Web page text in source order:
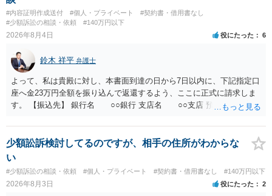
#内容証明作成送付 #個人・プライベート
#契約書・借用書なし
#少額訴訟の相談・依頼
#140万円以下
2026年8月4日 役にたった 6
鈴木 祥平 弁護士
よって、私は貴殿に対し、本書面到達の日から7日以内に、下記指定口
座へ金23万円全額を振り込んで返還するよう、ここに正式に請求しま
す。 【振込先】 銀行名 ○○銀行 支店名 ○○支店 預金種別 普通
されない場合には、貴殿には任意に返金する意思がないものと判断
し、やむを得ず、返還金23万円及びこれに対する遅延損害金の支払い
を求める民事訴訟、支払督促その他必要な法的手続を直ちに講じま
いても併せて請求する予定ですので、あらかじめ申し添えます。 本件
は、貴殿自らが契約を解約したことによって生じた返還義務の履行を
少額訟訴検討してるのですが、相手の住所がわからな
い
#少額訴訟の相談・依頼 #個人・プライベート #契約書・借用書なし #140万円以下
2026年8月3日 役にたった 2